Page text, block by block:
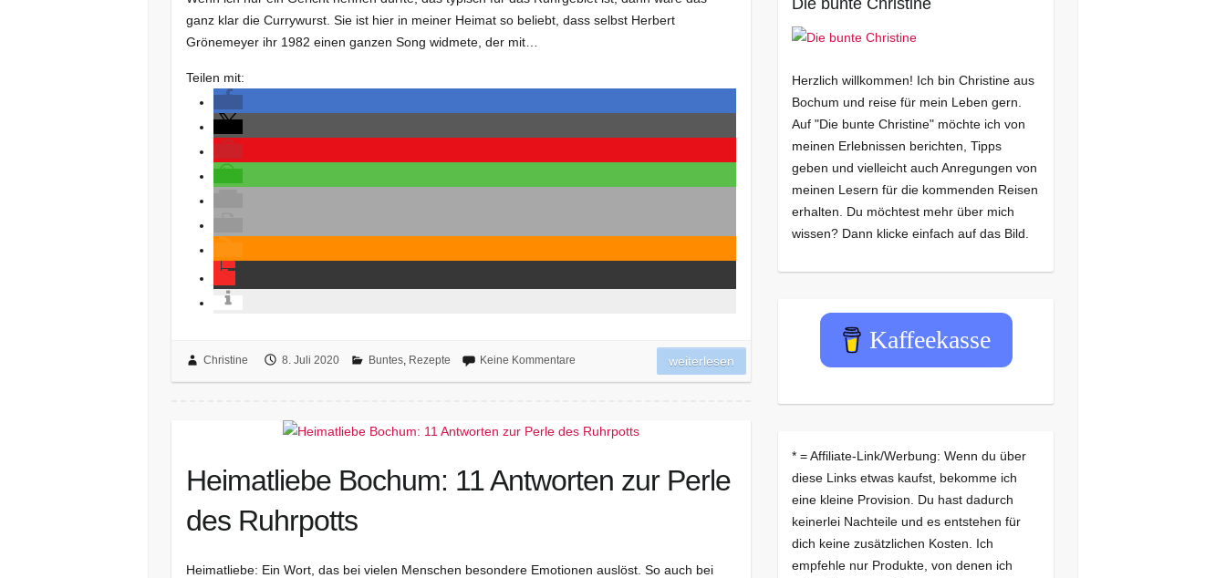
ganz klar die Currywurst. Sie ist hier in meiner Heimat so beliebt, dass selbst Herbert
Grönemeyer ihr 1982 einen ganzen Song widmete, der mit…
Teilen mit:
Christine 8. Juli 2020 Buntes, Rezepte Keine Kommentare weiterlesen
Heimatliebe Bochum: 11 Antworten zur Perle
des Ruhrpotts
Heimatliebe: Ein Wort, das bei vielen Menschen besondere Emotionen auslöst. So auch bei
Die bunte Christine
Herzlich willkommen! Ich bin Christine aus
Bochum und reise für mein Leben gern.
Auf "Die bunte Christine" möchte ich von
meinen Erlebnissen berichten, Tipps
geben und vielleicht auch Anregungen von
meinen Lesern für die kommenden Reisen
erhalten. Du möchtest mehr über mich
wissen? Dann klicke einfach auf das Bild.
Kaffeekasse
* = Affiliate-Link/Werbung: Wenn du über
diese Links etwas kaufst, bekomme ich
eine kleine Provision. Du hast dadurch
keinerlei Nachteile und es entstehen für
dich keine zusätzlichen Kosten. Ich
empfehle nur Produkte, von denen ich